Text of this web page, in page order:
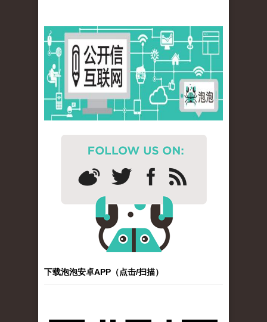
下载泡泡安卓APP（点击/扫描）